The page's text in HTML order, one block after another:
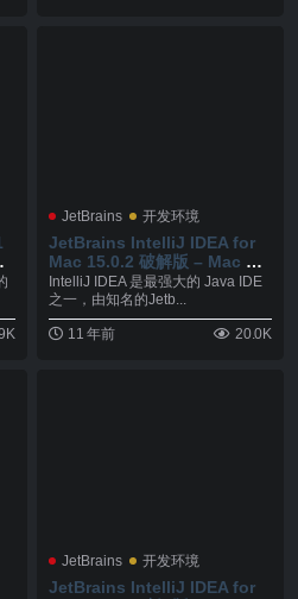
JetBrains 开发环境
JetBrains IntelliJ IDEA for
Mac 15.0.2 破解版 – Mac 上
强大的 Java 集成开发工具
IntelliJ IDEA 是最强大的 Java IDE
之一，由知名的Jetb...
11 年前 20.0K
JetBrains 开发环境
JetBrains IntelliJ IDEA for